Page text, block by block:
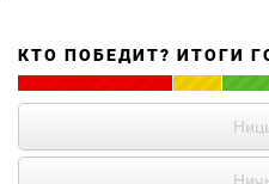
КТО ПОБЕДИТ? ИТОГИ